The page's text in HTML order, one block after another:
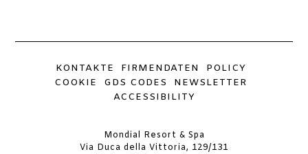
KONTAKTE FIRMENDATEN
POLICY
COOKIE
GDS CODES
NEWSLETTER
ACCESSIBILITY
Mondial Resort & Spa
Via Duca della Vittoria, 129/131